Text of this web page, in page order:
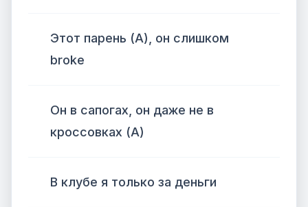
Этот парень (А), он слишком
broke
Он в сапогах, он даже не в
кроссовках (А)
В клубе я только за деньги